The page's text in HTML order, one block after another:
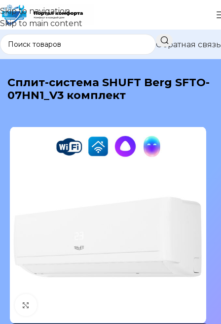
Skip to navigation
Skip to main content
Обратная связь
В каталог
Сплит-система SHUFT Berg SFTO-
07HN1_V3 комплект